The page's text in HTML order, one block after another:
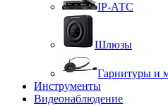
IP-АТС
Шлюзы
Гарнитуры и
Инструменты
Видеонаблюдение